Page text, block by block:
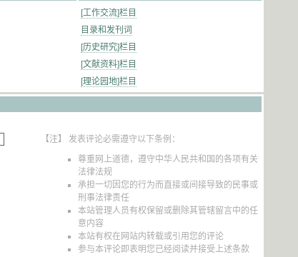
[工作交流]栏目
目录和发刊词
[历史研究]栏目
[文献资料]栏目
[理论园地]栏目
【注】 发表评论必需遵守以下条例：
尊重网上道德，遵守中华人民共和国的各项有关
法律法规
承担一切因您的行为而直接或间接导致的民事或
刑事法律责任
本站管理人员有权保留或删除其管辖留言中的任
意内容
本站有权在网站内转载或引用您的评论
参与本评论即表明您已经阅读并接受上述条款